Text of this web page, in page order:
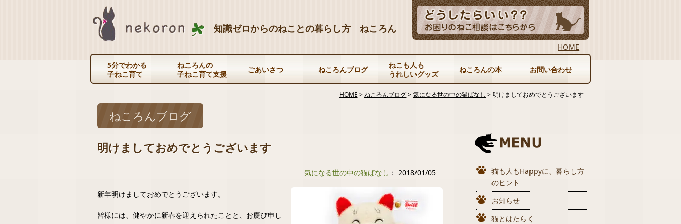
知識ゼロからのねことの暮らし方 ねころん
HOME
5分でわかる
子ねこ育て
ねころんの
子ねこ育て支援
ごあいさつ ねころんブログ
ねこも人も
うれしいグッズ
ねころんの本 お問い合わせ
HOME >ねころんブログ>気になる世の中の猫ばなし >明けましておめでとうございます
ねころんブログ
明けましておめでとうございます
気になる世の中の猫ばなし ： 2018/01/05
新年明けましておめでとうございます。
皆様には、健やかに新春を迎えられたことと、お慶び申し
猫も人もHappyに、暮らし方
のヒント
お知らせ
猫とはたらく